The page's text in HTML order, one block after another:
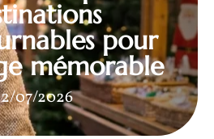
pour
mémorable
07/2026